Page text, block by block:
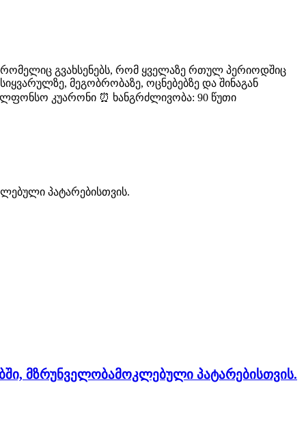
რომელიც გვახსენებს, რომ ყველაზე რთულ პერიოდშიც
მეგობრობაზე, ოცნებებზე და შინაგან
კუარონი ⏰ ხანგრძლივობა: 90 წუთი
პატარებისთვის.
მზრუნველობამოკლებული პატარებისთვის.